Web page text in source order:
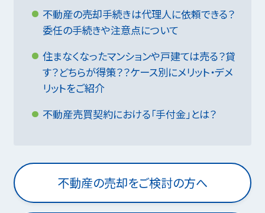
不動産の売却手続きは代理人に依頼できる？
委任の手続きや注意点について
住まなくなったマンションや戸建ては売る？貸
す？どちらが得策？？ケース別にメリット・デメ
リットをご紹介
不動産売買契約における「手付金」とは？
不動産の売却をご検討の方へ